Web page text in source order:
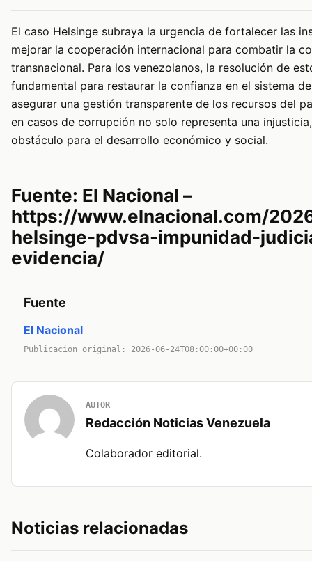
El caso Helsinge subraya la urgencia de fortalecer las
mejorar la cooperación internacional para combatir la
transnacional. Para los venezolanos, la resolución de
fundamental para restaurar la confianza en el sistema
asegurar una gestión transparente de los recursos del
en casos de corrupción no solo representa una
obstáculo para el desarrollo económico y social.
Fuente: El Nacional –
https://www.elnacional.com/
helsinge-pdvsa-impunidad-
evidencia/
Fuente
El Nacional
Publicacion original: 2026-06-24T08:00:00+00:00
AUTOR
Redacción Noticias Venezuela
Colaborador editorial.
Noticias relacionadas